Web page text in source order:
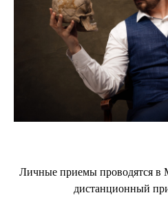
Личные приемы проводятся в
дистанционный